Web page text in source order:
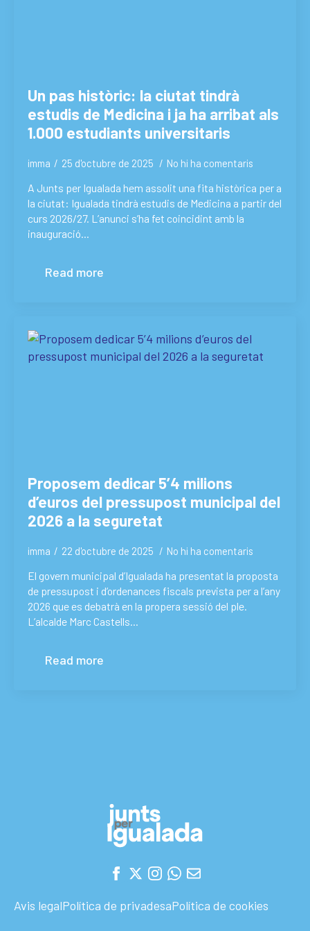
Un pas històric: la ciutat tindrà
estudis de Medicina i ja ha arribat als
1.000 estudiants universitaris
imma 25 d'octubre de 2025 No hi ha comentaris
A Junts per Igualada hem assolit una fita històrica per a
la ciutat: Igualada tindrà estudis de Medicina a partir del
curs 2026/27. L’anunci s’ha fet coincidint amb la
inauguració…
Read more
Proposem dedicar 5’4 milions
d’euros del pressupost municipal del
2026 a la seguretat
imma 22 d'octubre de 2025 No hi ha comentaris
El govern municipal d’Igualada ha presentat la proposta
de pressupost i d’ordenances fiscals prevista per a l’any
2026 que es debatrà en la propera sessió del ple.
L’alcalde Marc Castells…
Read more
Avis legalPolítica de privadesaPolítica de cookies